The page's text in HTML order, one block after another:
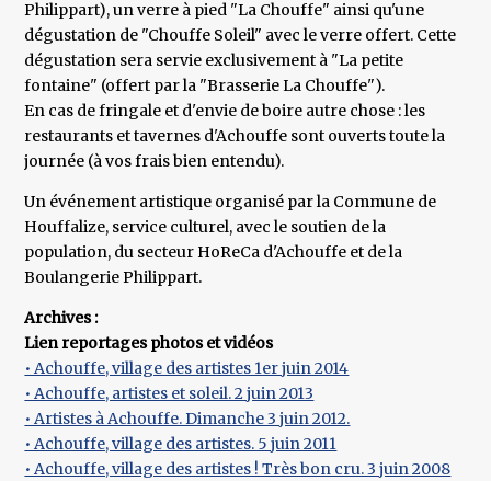
Philippart), un verre à pied "La Chouffe" ainsi qu'une
dégustation de "Chouffe Soleil" avec le verre offert. Cette
dégustation sera servie exclusivement à "La petite
fontaine" (offert par la "Brasserie La Chouffe").
En cas de fringale et d'envie de boire autre chose : les
restaurants et tavernes d'Achouffe sont ouverts toute la
journée (à vos frais bien entendu).
Un événement artistique organisé par la Commune de
Houffalize, service culturel, avec le soutien de la
population, du secteur HoReCa d'Achouffe et de la
Boulangerie Philippart.
Archives :
Lien reportages photos et vidéos
• Achouffe, village des artistes 1er juin 2014
• Achouffe, artistes et soleil. 2 juin 2013
• Artistes à Achouffe. Dimanche 3 juin 2012.
• Achouffe, village des artistes. 5 juin 2011
• Achouffe, village des artistes ! Très bon cru. 3 juin 2008